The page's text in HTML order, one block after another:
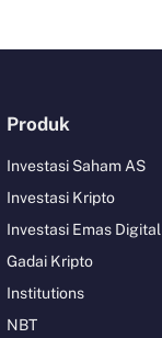
Produk
Investasi Saham AS
Investasi Kripto
Investasi Emas Digital
Gadai Kripto
Institutions
NBT